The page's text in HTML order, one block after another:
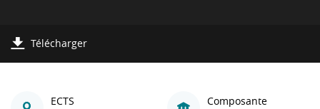
Télécharger
ECTS
Composante